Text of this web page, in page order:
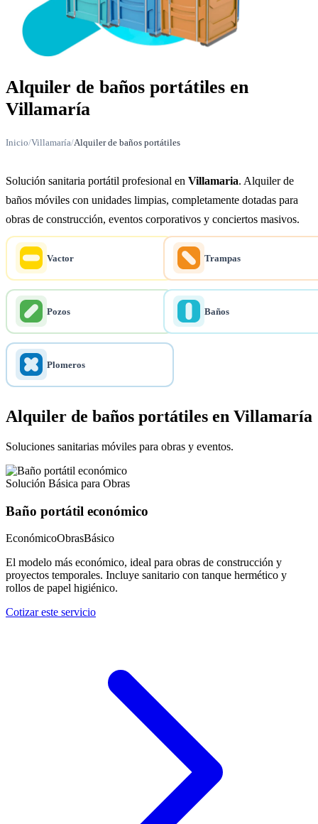
Alquiler de baños portátiles en
Villamaría
Inicio/Villamaría/Alquiler de baños portátiles
Solución sanitaria portátil profesional en Villamaria. Alquiler de
baños móviles con unidades limpias, completamente dotadas para
obras de construcción, eventos corporativos y conciertos masivos.
Vactor Trampas
Pozos Baños
Plomeros
Alquiler de baños portátiles en Villamaría
Soluciones sanitarias móviles para obras y eventos.
Solución Básica para Obras
Baño portátil económico
EconómicoObrasBásico
El modelo más económico, ideal para obras de construcción y
proyectos temporales. Incluye sanitario con tanque hermético y
rollos de papel higiénico.
Cotizar este servicio